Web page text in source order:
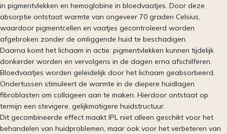
in pigmentvlekken en hemoglobine in bloedvaatjes. Door deze
absorptie ontstaat warmte van ongeveer 70 graden Celsius,
waardoor pigmentcellen en vaatjes gecontroleerd worden
afgebroken zonder de omliggende huid te beschadigen.
Daarna komt het lichaam in actie: pigmentvlekken kunnen tijdelijk
donkerder worden en vervolgens in de dagen erna afschilferen.
Bloedvaatjes worden geleidelijk door het lichaam geabsorbeerd.
Ondertussen stimuleert de warmte in de diepere huidlagen
fibroblasten om collageen aan te maken. Hierdoor ontstaat op
termijn een stevigere, gelijkmatigere huidstructuur.
Dit gecombineerde effect maakt IPL niet alleen geschikt voor het
behandelen van huidproblemen, maar ook voor het verbeteren van